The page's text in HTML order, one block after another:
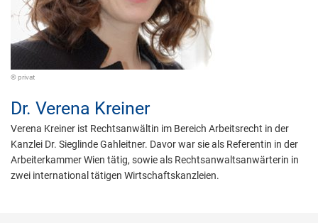
© privat
Dr. Verena Kreiner
Verena Kreiner ist Rechtsanwältin im Bereich Arbeitsrecht in der
Kanzlei Dr. Sieglinde Gahleitner. Davor war sie als Referentin in der
Arbeiterkammer Wien tätig, sowie als Rechtsanwaltsanwärterin in
zwei international tätigen Wirtschaftskanzleien.